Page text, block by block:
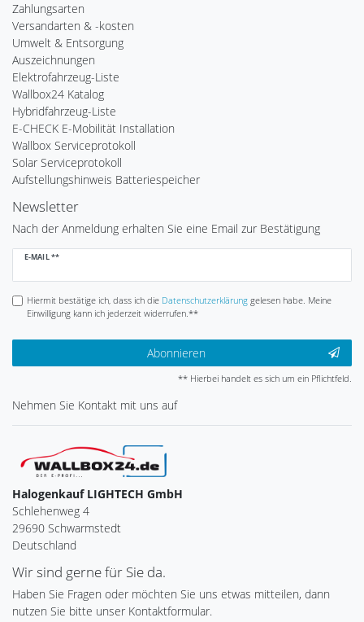
Zahlungsarten
Versandarten & -kosten
Umwelt & Entsorgung
Auszeichnungen
Elektrofahrzeug-Liste
Wallbox24 Katalog
Hybridfahrzeug-Liste
E-CHECK E-Mobilität Installation
Wallbox Serviceprotokoll
Solar Serviceprotokoll
Aufstellungshinweis Batteriespeicher
Newsletter
Nach der Anmeldung erhalten Sie eine Email zur Bestätigung
E-MAIL **
Newsletter
Hiermit bestätige ich, dass ich die Daten­schutz­erklärunggelesen habe. Meine
Einwilligung kann ich jederzeit widerrufen.**
Abonnieren
** Hierbei handelt es sich um ein Pflichtfeld.
Nehmen Sie Kontakt mit uns auf
Halogenkauf LIGHTECH GmbH
Schlehenweg 4
29690 Schwarmstedt
Deutschland
Wir sind gerne für Sie da.
Haben Sie Fragen oder möchten Sie uns etwas mitteilen, dann
nutzen Sie bitte unser Kontaktformular.